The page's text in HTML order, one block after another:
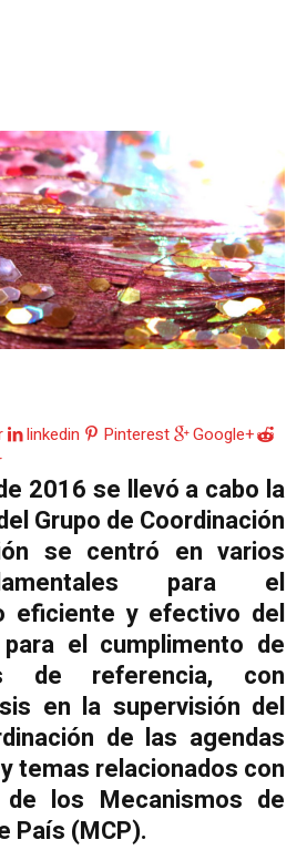
linkedin Pinterest
Google+
2016 se llevó a cabo la
Grupo de Coordinación
se centró en varios
para el
eficiente y efectivo del
el cumplimento de
de referencia, con
en la supervisión del
de las agendas
temas relacionados con
los Mecanismos de
País (MCP).